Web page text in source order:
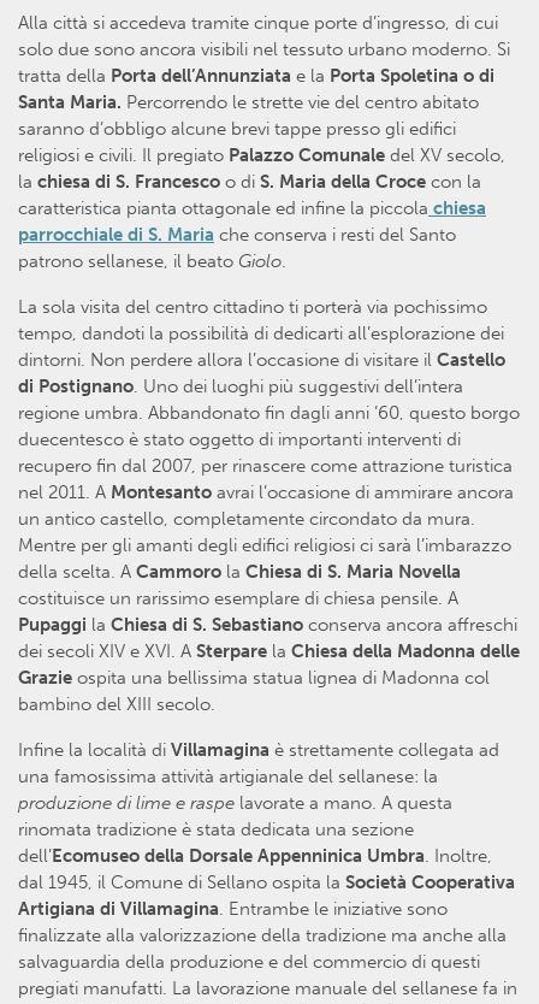
Alla città si accedeva tramite cinque porte d’ingresso, di cui
solo due sono ancora visibili nel tessuto urbano moderno. Si
tratta della Porta dell’Annunziata e la Porta Spoletina o di
Santa Maria. Percorrendo le strette vie del centro abitato
saranno d’obbligo alcune brevi tappe presso gli edifici
religiosi e civili. Il pregiato Palazzo Comunale del XV secolo,
la chiesa di S. Francesco o di S. Maria della Croce con la
caratteristica pianta ottagonale ed infine la piccola chiesa
parrocchiale di S. Maria che conserva i resti del Santo
patrono sellanese, il beato Giolo.
La sola visita del centro cittadino ti porterà via pochissimo
tempo, dandoti la possibilità di dedicarti all’esplorazione dei
dintorni. Non perdere allora l’occasione di visitare il Castello
di Postignano. Uno dei luoghi più suggestivi dell’intera
regione umbra. Abbandonato fin dagli anni ’60, questo borgo
duecentesco è stato oggetto di importanti interventi di
recupero fin dal 2007, per rinascere come attrazione turistica
nel 2011. A Montesanto avrai l’occasione di ammirare ancora
un antico castello, completamente circondato da mura.
Mentre per gli amanti degli edifici religiosi ci sarà l’imbarazzo
della scelta. A Cammoro la Chiesa di S. Maria Novella
costituisce un rarissimo esemplare di chiesa pensile. A
Pupaggi la Chiesa di S. Sebastiano conserva ancora affreschi
dei secoli XIV e XVI. A Sterpare la Chiesa della Madonna delle
Grazie ospita una bellissima statua lignea di Madonna col
bambino del XIII secolo.
Infine la località di Villamagina è strettamente collegata ad
una famosissima attività artigianale del sellanese: la
produzione di lime e raspe lavorate a mano. A questa
rinomata tradizione è stata dedicata una sezione
dell’Ecomuseo della Dorsale Appenninica Umbra. Inoltre,
dal 1945, il Comune di Sellano ospita la Società Cooperativa
Artigiana di Villamagina. Entrambe le iniziative sono
finalizzate alla valorizzazione della tradizione ma anche alla
salvaguardia della produzione e del commercio di questi
pregiati manufatti. La lavorazione manuale del sellanese fa in